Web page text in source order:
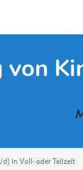
von
in Voll- oder Teilzeit